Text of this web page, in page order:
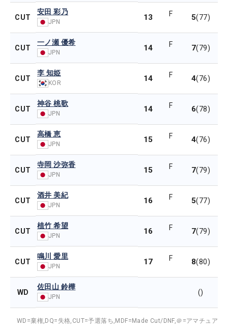
CUT
安田 彩乃
JPN 13 F 5(77)
CUT
一ノ瀬 優希
JPN 14 F 7(79)
CUT
李 知姫
KOR 14 F 4(76)
CUT
神谷 桃歌
JPN 14 F 6(78)
CUT
高橋 恵
JPN 15 F 4(76)
CUT
寺岡 沙弥香
JPN 15 F 7(79)
CUT
酒井 美紀
JPN 16 F 5(77)
CUT
植竹 希望
JPN 16 F 7(79)
CUT
鳴川 愛里
JPN 17 F 8(80)
WD
佐田山 鈴樺
JPN
()
WD=棄権, DQ=失格, CUT=予選落ち, MDF=Made Cut/DNF,＠=アマチュア